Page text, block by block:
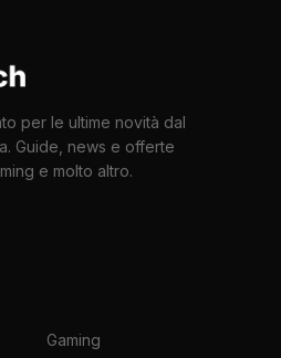
per le ultime novità dal
Guide, news e offerte
e molto altro.
Gaming